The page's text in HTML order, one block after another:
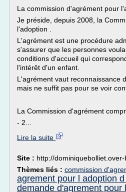
La commission d'agrément pour
Je préside, depuis 2008, la
l'adoption .
L'agrément est une procédure
s'assurer que les personnes
conditions d'accueil qui
l'intérêt d'un enfant.
L'agrément vaut reconnaissance
mais ne suffit pas pour se voir
La Commission d'agrément
- 2...
Lire la suite
Site : http://
Thèmes liés : commission
agrement pour l adoption
demande d'agrement pour